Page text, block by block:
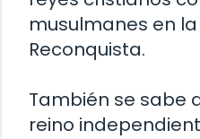
musulmanes en
Reconquista.
También se sabe
reino